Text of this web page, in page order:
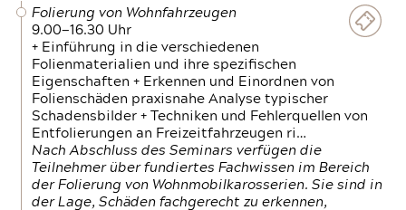
Folierung von Wohnfahrzeugen
9.00—16.30 Uhr
+ Einführung in die verschiedenen
Folienmaterialien und ihre spezifischen
Eigenschaften + Erkennen und Einordnen von
Folienschäden praxisnahe Analyse typischer
Schadensbilder + Techniken und Fehlerquellen von
Entfolierungen an Freizeitfahrzeugen ri…
Nach Abschluss des Seminars verfügen die
Teilnehmer über fundiertes Fachwissen im Bereich
der Folierung von Wohnmobilkarosserien. Sie sind in
der Lage, Schäden fachgerecht zu erkennen,